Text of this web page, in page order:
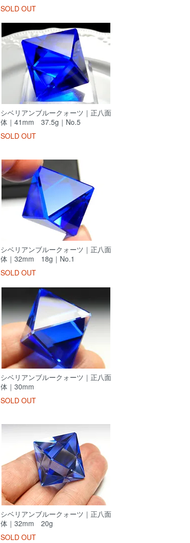
SOLD OUT
シベリアンブルークォーツ｜正八面
体｜41mm 37.5g｜No.5
SOLD OUT
シベリアンブルークォーツ｜正八面
体｜32mm 18g｜No.1
SOLD OUT
シベリアンブルークォーツ｜正八面
体｜30mm
SOLD OUT
シベリアンブルークォーツ｜正八面
体｜32mm 20g
SOLD OUT